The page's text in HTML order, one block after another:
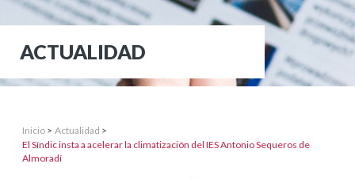
ACTUALIDAD
Inicio > Actualidad >
El Síndic insta a acelerar la climatización del IES Antonio Sequeros de
Almoradí